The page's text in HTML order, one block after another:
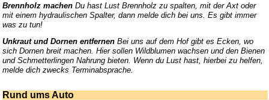
Brennholz machen Du hast Lust Brennholz zu spalten, mit der Axt oder
mit einem hydraulischen Spalter, dann melde dich bei uns. Es gibt immer
was zu tun!
Unkraut und Dornen entfernen Bei uns auf dem Hof gibt es Ecken, wo
sich Dornen breit machen. Hier sollen Wildblumen wachsen und den Bienen
und Schmetterlingen Nahrung bieten. Wenn du Lust hast, hierbei zu helfen,
melde dich zwecks Terminabsprache.
Rund ums Auto